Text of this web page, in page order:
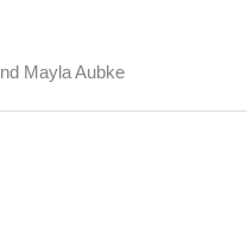
Mayla Aubke